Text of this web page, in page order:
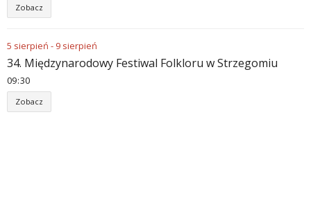
Zobacz
5 sierpień - 9 sierpień
34. Międzynarodowy Festiwal Folkloru w Strzegomiu
09:30
Zobacz